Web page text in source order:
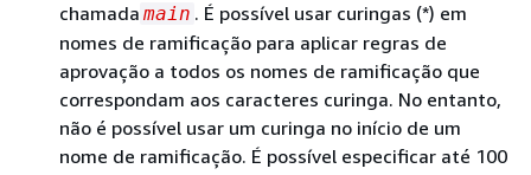
chamada main . É possível usar curingas (*) em
nomes de ramificação para aplicar regras de
aprovação a todos os nomes de ramificação que
correspondam aos caracteres curinga. No entanto,
não é possível usar um curinga no início de um
nome de ramificação. É possível especificar até 100